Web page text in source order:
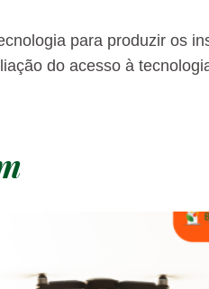
para produzir os
do acesso à